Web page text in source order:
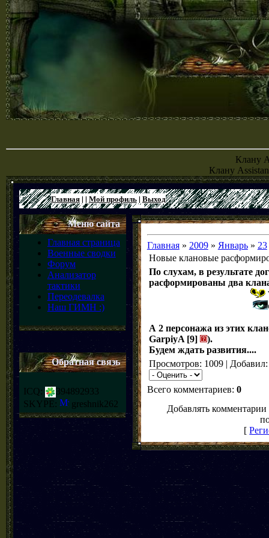
Клану
Клану
Главная| | Мой профиль| Выход
Меню сайта
Главная страница
Военные сводки
Форум
Анализатор
тактики
Переодевалка
Наш ГИМН :)
Обратная связь
ICQ:
394892933
SKYPE:
greshnik262
Главная» 2009 » Январь » 23
Новые клановые
По слухам, в результате
расформированы два
А 2 персонажа из этих
GarpiyA [9]
).
Будем ждать развития....
Просмотров: 1009 |
Всего комментариев: 0
Добавлять комментарии
[